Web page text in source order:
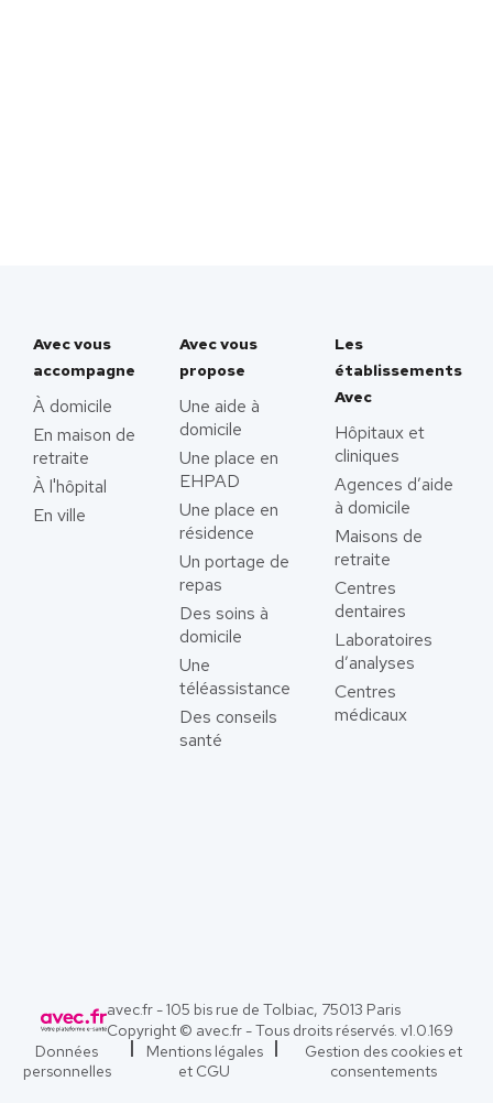
Avec vous
accompagne
À domicile
En maison de
retraite
À l'hôpital
En ville
Avec vous
propose
Une aide à
domicile
Une place en
EHPAD
Une place en
résidence
Un portage de
repas
Des soins à
domicile
Une
téléassistance
Des conseils
santé
Les
établissements
Avec
Hôpitaux et
cliniques
Agences d’aide
à domicile
Maisons de
retraite
Centres
dentaires
Laboratoires
d’analyses
Centres
médicaux
avec.fr - 105 bis rue de Tolbiac, 75013 Paris
Copyright © avec.fr - Tous droits réservés. v1.0.169
Données
personnelles
Mentions légales
et CGU
Gestion des cookies et
consentements